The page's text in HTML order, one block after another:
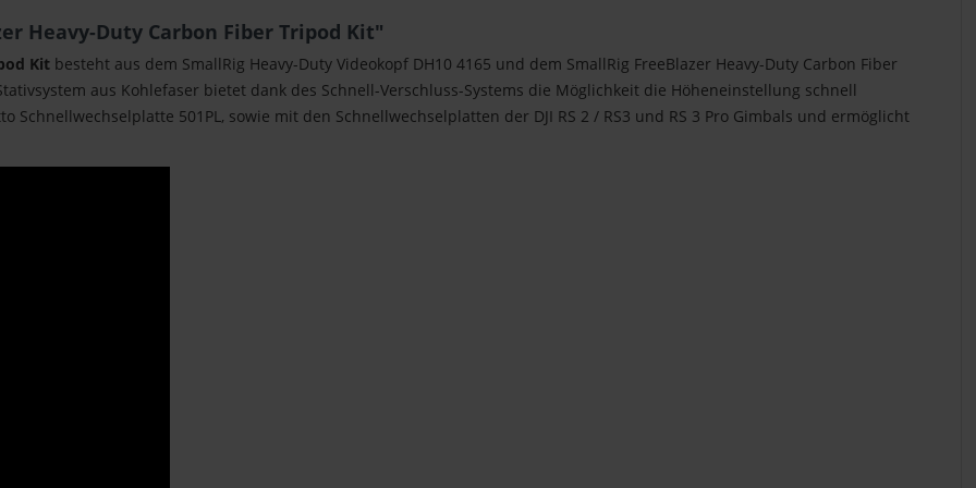
Heavy-Duty Carbon Fiber Tripod Kit"
Kit besteht aus dem SmallRig Heavy-Duty Videokopf DH10 4165 und dem SmallRig FreeBlazer Heavy-Duty Carbon Fiber
aus Kohlefaser bietet dank des Schnell-Verschluss-Systems die Möglichkeit die Höheneinstellung schnell
501PL, sowie mit den Schnellwechselplatten der DJI RS 2 / RS3 und RS 3 Pro Gimbals und ermöglicht